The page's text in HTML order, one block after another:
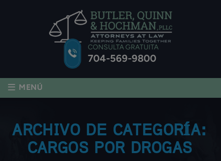
CONSULTA GRATUITA
704-569-9800
≡ MENÚ
ARCHIVO DE CATEGORÍA:
CARGOS POR DROGAS